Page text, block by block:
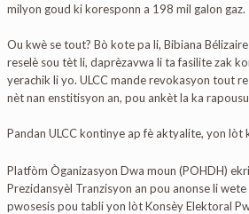
milyon goud ki koresponn a 198 mil galon gaz.
Ou kwè se tout? Bò kote pa li, Bibiana
reselè sou tèt li, daprèzavwa li ta fasilite zak
yerachik li yo. ULCC mande revokasyon tout
nèt nan enstitisyon an, pou ankèt la ka
Pandan ULCC kontinye ap fè aktyalite, yon lòt
Platfòm Òganizasyon Dwa moun (POHDH)
Prezidansyèl Tranzisyon an pou anonse li wete
pwosesis pou tabli yon lòt Konsèy Elektoral